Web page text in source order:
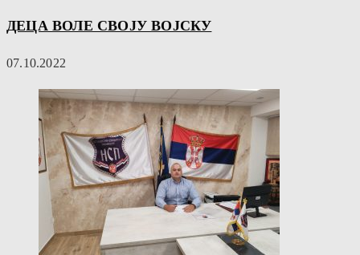
ДЕЦА ВОЛЕ СВОЈУ ВОЈСКУ
07.10.2022